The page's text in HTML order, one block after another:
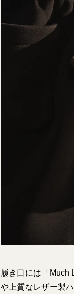
履き口には「Much
や上質なレザー製